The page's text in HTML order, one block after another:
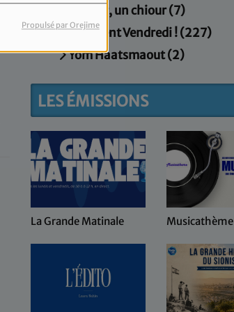
Propulsé par Orejime
Un jour, un chiour (7)
Vivement Vendredi ! (227)
Yom Haatsmaout (2)
LES ÉMISSIONS
La Grande Matinale Musicathème